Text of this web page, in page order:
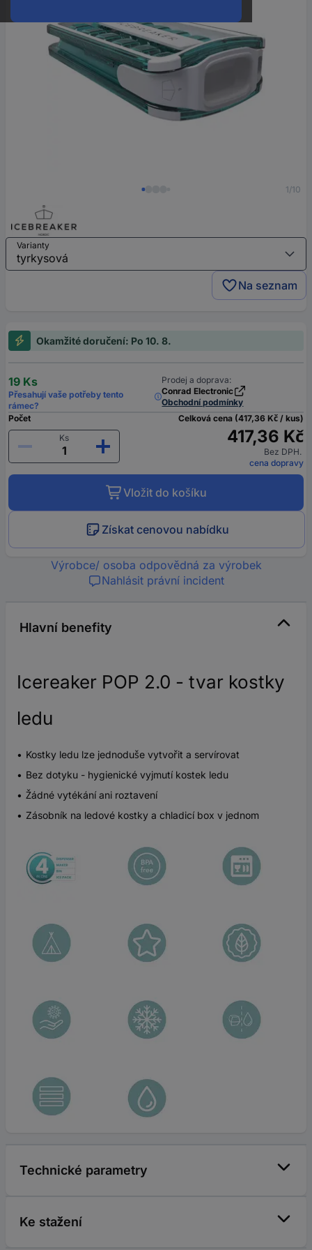
1/10
Varianty
Na seznam
Okamžité doručení: Po 10. 8.
19 Ks
Přesahují vaše potřeby tento
rámec?
Prodej a doprava:
Conrad Electronic
Obchodní podmínky
Počet
Ks
Celková cena (417,36 Kč / kus)
417,36 Kč
Bez DPH.
cena dopravy
Vložit do košíku
Získat cenovou nabídku
Výrobce/ osoba odpovědná za výrobek
Nahlásit právní incident
Hlavní benefity
Icereaker POP 2.0 - tvar kostky
ledu
Kostky ledu lze jednoduše vytvořit a servírovat
Bez dotyku - hygienické vyjmutí kostek ledu
Žádné vytékání ani roztavení
Zásobník na ledové kostky a chladicí box v jednom
Technické parametry
Ke stažení